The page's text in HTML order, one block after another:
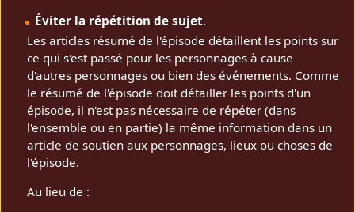
Éviter la répétition de sujet.
Les articles résumé de l'épisode détaillent les points sur
ce qui s'est passé pour les personnages à cause
d'autres personnages ou bien des événements. Comme
le résumé de l'épisode doit détailler les points d'un
épisode, il n'est pas nécessaire de répéter (dans
l'ensemble ou en partie) la même information dans un
article de soutien aux personnages, lieux ou choses de
l'épisode.
Au lieu de :